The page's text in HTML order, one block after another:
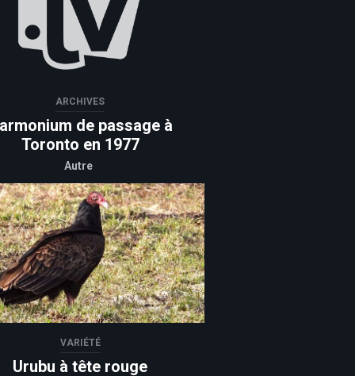
ARCHIVES
de passage à
Toronto en 1977
Autre
VARIÉTÉ
Urubu à tête rouge